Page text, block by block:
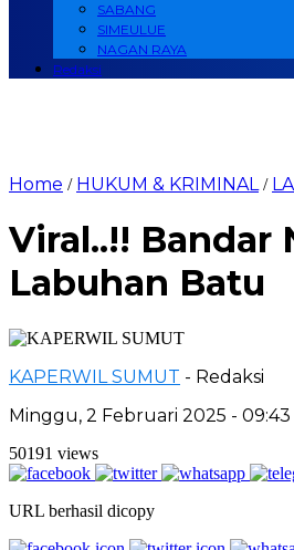
SABANG
SIMEULUE
NAGAN RAYA
Redaksi
Home / HUKUM & KRIMINAL /
Viral..!! Bandar
Labuhan Batu
KAPERWIL SUMUT - Redaksi
Minggu, 2 Februari 2025 -
50191 views
URL berhasil dicopy